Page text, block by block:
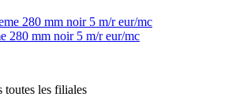
280 mm noir 5 m/r eur/mc
toutes les filiales